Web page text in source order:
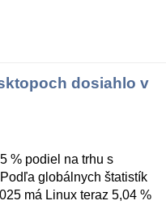
dosiahlo v
% podiel na trhu s
globálnych štatistík
má Linux teraz 5,04 %